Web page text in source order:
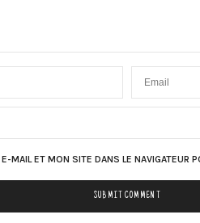
MAIL ET MON SITE DANS LE NAVIGATEUR